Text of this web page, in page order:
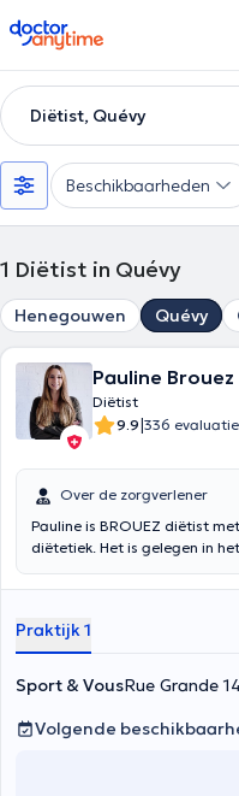
doctoranytime
Diëtist, Quévy
Beschikbaarheden
1 Diëtist in Quévy
Henegouwen Quévy
Pauline Brouez
Diëtist
9.9|336
Over de zorgverlener
Pauline is BROUEZ diëtist
diëtetiek. Het is gelegen in
Praktijk 1
Sport & VousRue Grande
Volgende